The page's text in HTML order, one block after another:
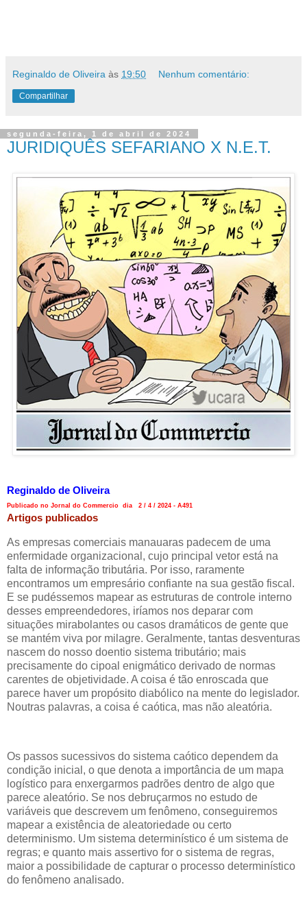
Reginaldo de Oliveira às 19:50 Nenhum comentário:
Compartilhar
segunda-feira, 1 de abril de 2024
JURIDIQUÊS SEFARIANO X N.E.T.
Reginaldo de Oliveira
Publicado no Jornal do Commercio dia 2 / 4 / 2024 - A491
Artigos publicados
As empresas comerciais manauaras padecem de uma
enfermidade organizacional, cujo principal vetor está na
falta de informação tributária. Por isso, raramente
encontramos um empresário confiante na sua gestão fiscal.
E se pudéssemos mapear as estruturas de controle interno
desses empreendedores, iríamos nos deparar com
situações mirabolantes ou casos dramáticos de gente que
se mantém viva por milagre. Geralmente, tantas desventuras
nascem do nosso doentio sistema tributário; mais
precisamente do cipoal enigmático derivado de normas
carentes de objetividade. A coisa é tão enroscada que
parece haver um propósito diabólico na mente do legislador.
Noutras palavras, a coisa é caótica, mas não aleatória.
Os passos sucessivos do sistema caótico dependem da
condição inicial, o que denota a importância de um mapa
logístico para enxergarmos padrões dentro de algo que
parece aleatório. Se nos debruçarmos no estudo de
variáveis que descrevem um fenômeno, conseguiremos
mapear a existência de aleatoriedade ou certo
determinismo. Um sistema determinístico é um sistema de
regras; e quanto mais assertivo for o sistema de regras,
maior a possibilidade de capturar o processo determinístico
do fenômeno analisado.